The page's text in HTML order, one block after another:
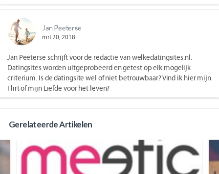
Jan Peeterse
mrt 20, 2018
Jan Peeterse schrijft voor de redactie van welkedatingsites.nl.
Datingsites worden uitgeprobeerd en getest op elk mogelijk
criterium. Is de datingsite wel of niet betrouwbaar? Vind ik hier mijn
Flirt of mijn Liefde voor het leven?
Gerelateerde Artikelen